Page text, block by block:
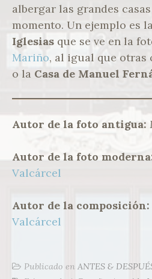
albergar las grandes
momento. Un ejemplo es
Iglesias que se ve en la
Mariño, al igual que otras
o la Casa de Manuel
Autor de la foto antigua:
Autor de la foto
Valcárcel
Autor de la composición:
Valcárcel
Publicado en ANTES &